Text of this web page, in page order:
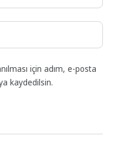
için adım, e-posta
kaydedilsin.